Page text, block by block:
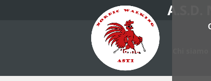
A.S.D.
Home